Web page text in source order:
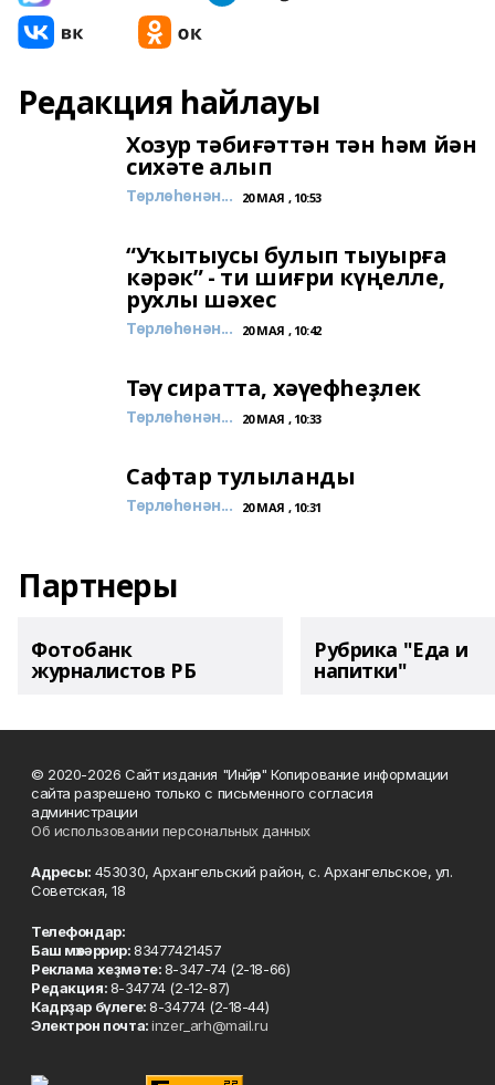
Редакция һайлауы
Хозур тәбиғәттән тән һәм йән
сихәте алып
Төрлөһөнән... 20 МАЯ , 10:53
“Уҡытыусы булып тыуырға
кәрәк” - ти шиғри күңелле,
рухлы шәхес
Төрлөһөнән... 20 МАЯ , 10:42
Тәү сиратта, хәүефһеҙлек
Төрлөһөнән... 20 МАЯ , 10:33
Сафтар тулыланды
Төрлөһөнән... 20 МАЯ , 10:31
Партнеры
Фотобанк
журналистов РБ
Рубрика "Еда и
напитки"
© 2020-2026 Сайт издания "Инйәр" Копирование информации
сайта разрешено только с письменного согласия
администрации
Об использовании персональных данных
Адресы: 453030, Архангельский район, с. Архангельское, ул.
Советская, 18
Телефондар:
Баш мөхәррир:83477421457
Реклама хеҙмәте:8-347-74 (2-18-66)
Редакция:8-34774 (2-12-87)
Кадрҙар бүлеге:8-34774 (2-18-44)
Электрон почта:inzer_arh@mail.ru